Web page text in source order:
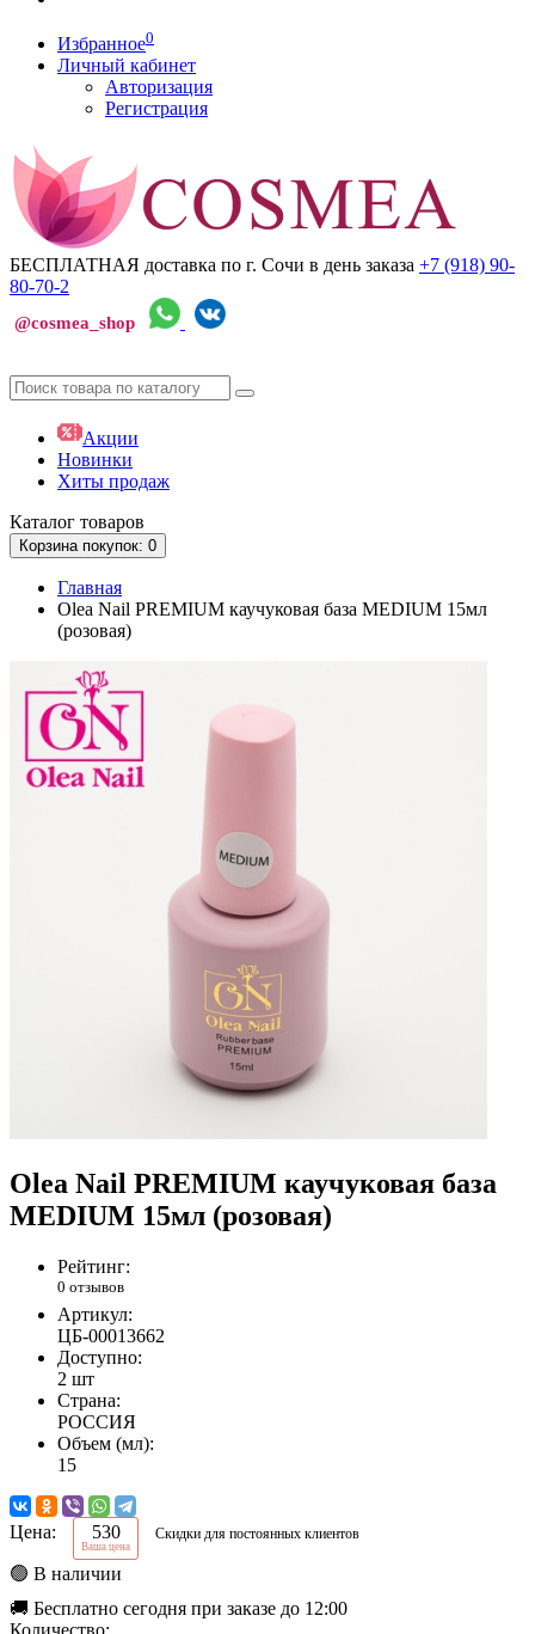
Избранное0
Личный кабинет
Авторизация
Регистрация
БЕСПЛАТНАЯ доставка по г. Сочи в день заказа +7 (918) 90-
80-70-2
@cosmea_shop
Акции
Новинки
Хиты продаж
Каталог товаров
Корзинапокупок: 0
Главная
Olea Nail PREMIUM каучуковая база MEDIUM 15мл
(розовая)
Olea Nail PREMIUM каучуковая база
MEDIUM 15мл (розовая)
Рейтинг:
0 отзывов
Артикул:
ЦБ-00013662
Доступно:
2 шт
Страна:
РОССИЯ
Объем (мл):
15
Цена: 530
Ваша цена
Скидки для постоянных клиентов
🟢 В наличии
🚚 Бесплатно сегодня при заказе до 12:00